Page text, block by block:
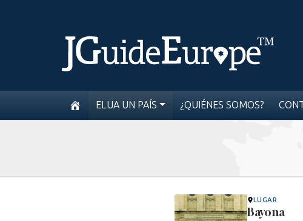
ELIJA UN PAÍS ¿QUIÉNES SOMOS?
LUGAR
Bayona